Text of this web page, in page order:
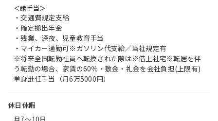
＜諸手当＞
・交通費規定支給
・確定拠出年金
・残業、深夜、児童教育手当
・マイカー通勤可※ガソリン代支給／当社規定有
※将来全国転勤社員へ転換された際は※借上社宅※転居を伴
う転勤の場合、家賃の60％・敷金・礼金を会社負担(上限有)
単身赴任手当（月6万5000円）
休日休暇